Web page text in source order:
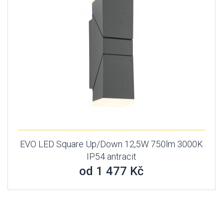
EVO LED Square Up/Down 12,5W 750lm 3000K
IP54 antracit
od 1 477 Kč